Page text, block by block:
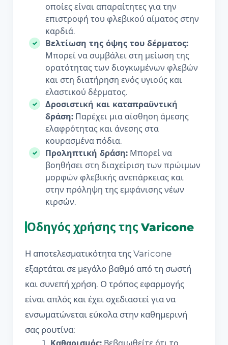
οποίες είναι απαραίτητες για την
επιστροφή του φλεβικού αίματος στην
καρδιά.
Βελτίωση της όψης του δέρματος:
Μπορεί να συμβάλει στη μείωση της
ορατότητας των διογκωμένων φλεβών
και στη διατήρηση ενός υγιούς και
ελαστικού δέρματος.
Δροσιστική και καταπραϋντική
δράση: Παρέχει μια αίσθηση άμεσης
ελαφρότητας και άνεσης στα
κουρασμένα πόδια.
Προληπτική δράση: Μπορεί να
βοηθήσει στη διαχείριση των πρώιμων
μορφών φλεβικής ανεπάρκειας και
στην πρόληψη της εμφάνισης νέων
κιρσών.
Οδηγός χρήσης της Varicone
Η αποτελεσματικότητα της Varicone
εξαρτάται σε μεγάλο βαθμό από τη σωστή
και συνεπή χρήση. Ο τρόπος εφαρμογής
είναι απλός και έχει σχεδιαστεί για να
ενσωματώνεται εύκολα στην καθημερινή
σας ρουτίνα: